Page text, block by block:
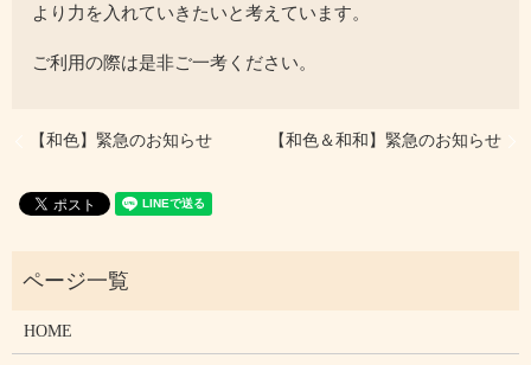
より力を入れていきたいと考えています。
ご利用の際は是非ご一考ください。
【和色】緊急のお知らせ 【和色＆和和】緊急のお知らせ
HOME